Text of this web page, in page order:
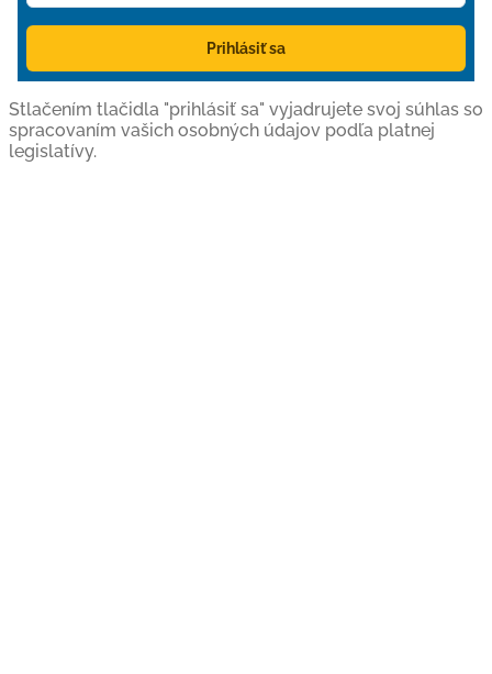
Prihlásiť sa
Stlačením tlačidla "prihlásiť sa" vyjadrujete svoj súhlas so
spracovaním vašich osobných údajov podľa platnej
legislatívy.